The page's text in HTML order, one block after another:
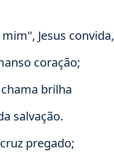
Jesus convida,
coração;
chama brilha
salvação.
pregado;